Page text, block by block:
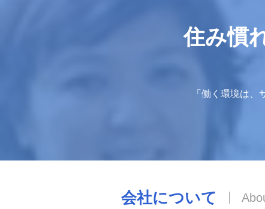
住み慣
「働く環境は
会社について